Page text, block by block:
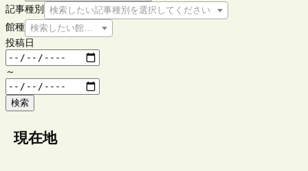
記事種別
検索したい記事種別を選択してください
館種 検索したい館種を選択してください
投稿日
～
検索
現在地